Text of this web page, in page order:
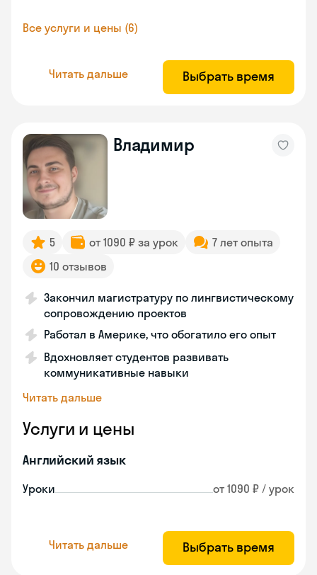
Все услуги и цены (6)
Читать дальше Выбрать время
Владимир
5 от 1090 ₽ за урок
7 лет опыта
10 отзывов
Закончил магистратуру по лингвистическому
сопровождению проектов
Работал в Америке, что обогатило его опыт
Вдохновляет студентов развивать
коммуникативные навыки
Читать дальше
Услуги и цены
Английский язык
Уроки от 1090 ₽ / урок
Читать дальше Выбрать время